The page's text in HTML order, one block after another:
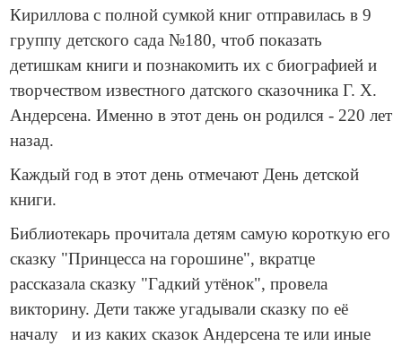
Кириллова с полной сумкой книг отправилась в 9
группу детского сада №180, чтоб показать
детишкам книги и познакомить их с биографией и
творчеством известного датского сказочника Г. Х.
Андерсена. Именно в этот день он родился - 220 лет
назад.
Каждый год в этот день отмечают День детской
книги.
Библиотекарь прочитала детям самую короткую его
сказку "Принцесса на горошине", вкратце
рассказала сказку "Гадкий утёнок", провела
викторину. Дети также угадывали сказку по её
началу и из каких сказок Андерсена те или иные